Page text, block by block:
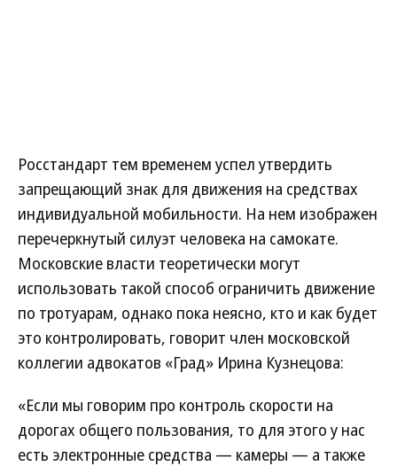
Росстандарт тем временем успел утвердить
запрещающий знак для движения на средствах
индивидуальной мобильности. На нем изображен
перечеркнутый силуэт человека на самокате.
Московские власти теоретически могут
использовать такой способ ограничить движение
по тротуарам, однако пока неясно, кто и как будет
это контролировать, говорит член московской
коллегии адвокатов «Град» Ирина Кузнецова:
«Если мы говорим про контроль скорости на
дорогах общего пользования, то для этого у нас
есть электронные средства — камеры — а также